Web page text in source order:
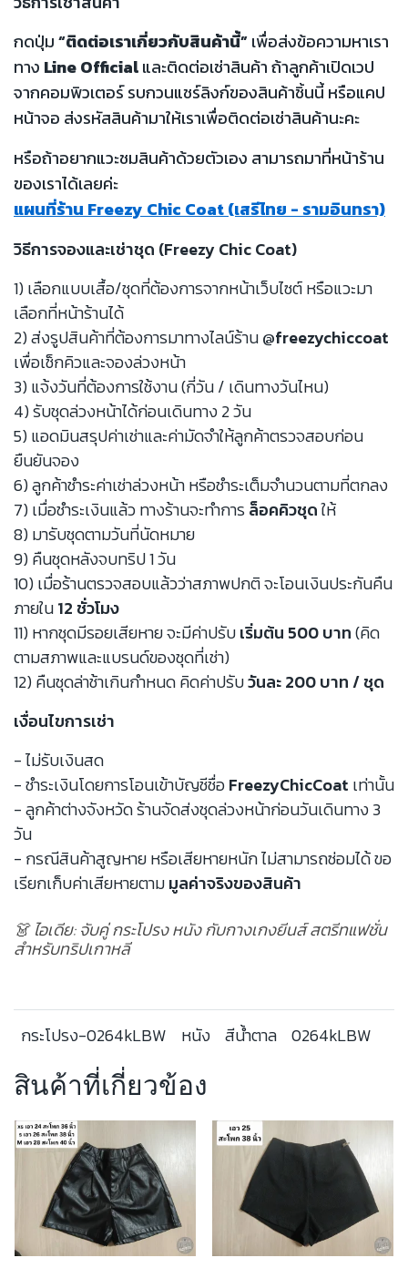
กดปุ่ม“ติดต่อเราเกี่ยวกับสินค้านี้”เพื่อส่งข้อความหาเรา
ทาง Line Officialและติดต่อเช่าสินค้า ถ้าลูกค้าเปิดเวป
จากคอมพิวเตอร์ รบกวนแชร์ลิงก์ของสินค้าชิ้นนี้ หรือแคป
หน้าจอ ส่งรหัสสินค้ามาให้เราเพื่อติดต่อเช่าสินค้านะคะ
หรือถ้าอยากแวะชมสินค้าด้วยตัวเอง สามารถมาที่หน้าร้าน
ของเราได้เลยค่ะ
แผนที่ร้าน Freezy Chic Coat (เสรีไทย - รามอินทรา)
วิธีการจองและเช่าชุด (Freezy Chic Coat)
1) เลือกแบบเสื้อ/ชุดที่ต้องการจากหน้าเว็บไซต์ หรือแวะมา
เลือกที่หน้าร้านได้
2) ส่งรูปสินค้าที่ต้องการมาทางไลน์ร้าน@freezychiccoat
เพื่อเช็กคิวและจองล่วงหน้า
3) แจ้งวันที่ต้องการใช้งาน (กี่วัน / เดินทางวันไหน)
4) รับชุดล่วงหน้าได้ก่อนเดินทาง 2 วัน
5) แอดมินสรุปค่าเช่าและค่ามัดจำให้ลูกค้าตรวจสอบก่อน
ยืนยันจอง
6) ลูกค้าชำระค่าเช่าล่วงหน้า หรือชำระเต็มจำนวนตามที่ตกลง
7) เมื่อชำระเงินแล้ว ทางร้านจะทำการล็อคคิวชุดให้
8) มารับชุดตามวันที่นัดหมาย
9) คืนชุดหลังจบทริป 1 วัน
10) เมื่อร้านตรวจสอบแล้วว่าสภาพปกติ จะโอนเงินประกันคืน
ภายใน12 ชั่วโมง
11) หากชุดมีรอยเสียหาย จะมีค่าปรับเริ่มต้น 500 บาท(คิด
ตามสภาพและแบรนด์ของชุดที่เช่า)
12) คืนชุดล่าช้าเกินกำหนด คิดค่าปรับวันละ 200 บาท / ชุด
เงื่อนไขการเช่า
- ไม่รับเงินสด
- ชำระเงินโดยการโอนเข้าบัญชีชื่อFreezyChicCoat เท่านั้น
- ลูกค้าต่างจังหวัด ร้านจัดส่งชุดล่วงหน้าก่อนวันเดินทาง 3
วัน
- กรณีสินค้าสูญหาย หรือเสียหายหนัก ไม่สามารถซ่อมได้ ขอ
เรียกเก็บค่าเสียหายตามมูลค่าจริงของสินค้า
👗 ไอเดีย: จับคู่ กระโปรง หนัง กับกางเกงยีนส์ สตรีทแฟชั่น
สำหรับทริปเกาหลี
กระโปรง-0264kLBW หนัง สีน้ำตาล 0264kLBW
สินค้าที่เกี่ยวข้อง